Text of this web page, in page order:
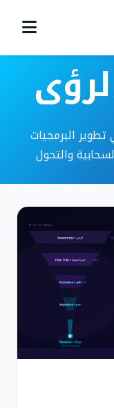
البرمجيات
والتحول